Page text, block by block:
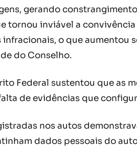
gerando
tornou inviável a
o que aumentou
do Conselho.
Federal sustentou que as
de evidências que
nos autos
dados pessoais do